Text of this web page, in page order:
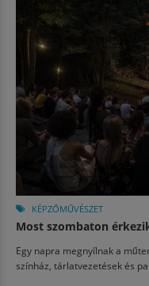
KÉPZŐMŰVÉSZET
Most szombaton
Egy napra megnyílnak a
színház, tárlatvezetések és